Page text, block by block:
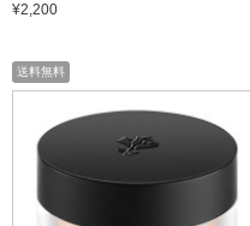
¥2,200
送料無料